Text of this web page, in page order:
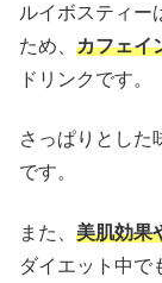
ルイボスティー
ため、 カフェイ
ドリンクです。
さっぱりとした
です。
また、 美肌効果
ダイエット中で